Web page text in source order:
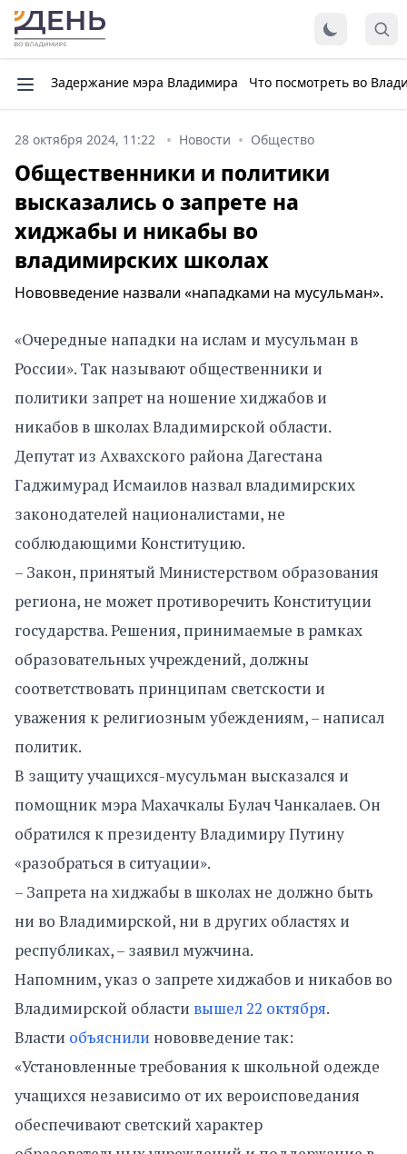
Задержание мэра Владимира Что посмотреть во
28 октября 2024, 11:22 Новости Общество
Общественники и политики
высказались о запрете на
хиджабы и никабы во
владимирских школах
Нововведение назвали «нападками на мусульман».
«Очередные нападки на ислам и мусульман в
России». Так называют общественники и
политики запрет на ношение хиджабов и
никабов в школах Владимирской области.
Депутат из Ахвахского района Дагестана
Гаджимурад Исмаилов назвал владимирских
законодателей националистами, не
соблюдающими Конституцию.
– Закон, принятый Министерством образования
региона, не может противоречить Конституции
государства. Решения, принимаемые в рамках
образовательных учреждений, должны
соответствовать принципам светскости и
уважения к религиозным убеждениям, – написал
политик.
В защиту учащихся-мусульман высказался и
помощник мэра Махачкалы Булач Чанкалаев. Он
обратился к президенту Владимиру Путину
«разобраться в ситуации».
– Запрета на хиджабы в школах не должно быть
ни во Владимирской, ни в других областях и
республиках, – заявил мужчина.
Напомним, указ о запрете хиджабов и никабов во
Владимирской области вышел 22 октября.
Власти объяснили нововведение так:
«Установленные требования к школьной одежде
учащихся независимо от их вероисповедания
обеспечивают светский характер